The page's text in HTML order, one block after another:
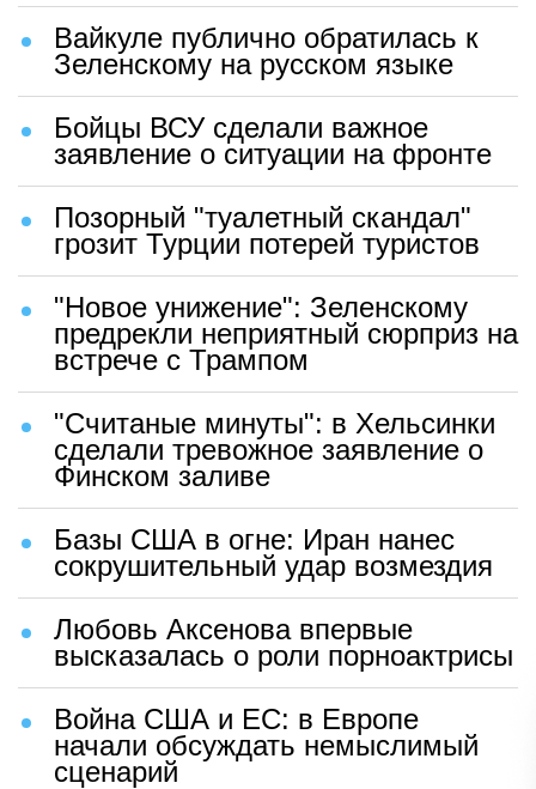
Вайкуле публично обратилась к
Зеленскому на русском языке
Бойцы ВСУ сделали важное
заявление о ситуации на фронте
Позорный "туалетный скандал"
грозит Турции потерей туристов
"Новое унижение": Зеленскому
предрекли неприятный сюрприз на
встрече с Трампом
"Считаные минуты": в Хельсинки
сделали тревожное заявление о
Финском заливе
Базы США в огне: Иран нанес
сокрушительный удар возмездия
Любовь Аксенова впервые
высказалась о роли порноактрисы
Война США и ЕС: в Европе
начали обсуждать немыслимый
сценарий